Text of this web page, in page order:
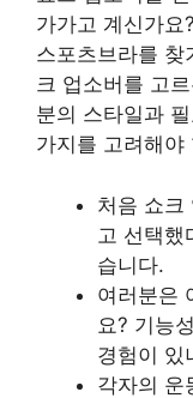
가가고 계신가요
스포츠브라를 찾
크 업소버를 고
분의 스타일과
가지를 고려해야
처음 쇼크
고 선택했
습니다.
여러분은
요? 기능
경험이 있
각자의 운